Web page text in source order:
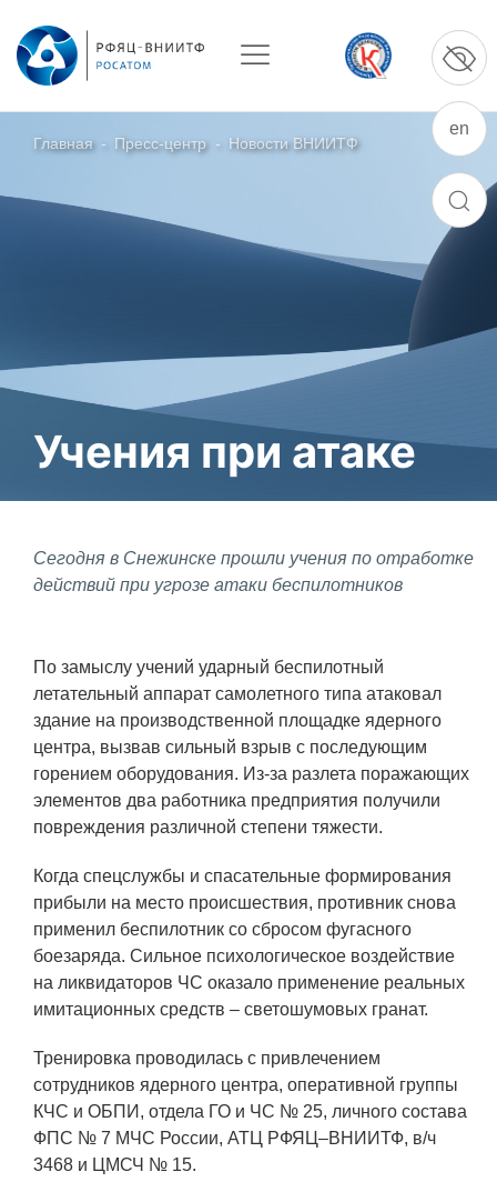
О ПРЕДПРИЯТИИ
О РФЯЦ – ВНИИТФ
История филиала ВНИИТФ – ВЭИ
НАУКА
Фундаментальные и прикладные
исследования
Экспериментальная база
Космическая защита Земли
Забабахинские научные чтения
Семинар «Радиационная физика
металлов и сплавов»
Премии молодым ученым
Интеллектуальная собственность
Семинар «Моделирование технологий
ЯТЦ»
Зимняя школа по физике высоких
плотностей энергий
Молодежная научно-техническая
конференция «Исследования.
ПОИСК
Главная - Пресс-центр - Новости ВНИИТФ
Учения при атаке
Сегодня в Снежинске прошли учения по отработке
действий при угрозе атаки беспилотников
По замыслу учений ударный беспилотный
летательный аппарат самолетного типа атаковал
здание на производственной площадке ядерного
центра, вызвав сильный взрыв с последующим
горением оборудования. Из-за разлета поражающих
элементов два работника предприятия получили
повреждения различной степени тяжести.
Когда спецслужбы и спасательные формирования
прибыли на место происшествия, противник снова
применил беспилотник со сбросом фугасного
боезаряда. Сильное психологическое воздействие
на ликвидаторов ЧС оказало применение реальных
имитационных средств – светошумовых гранат.
Тренировка проводилась с привлечением
сотрудников ядерного центра, оперативной группы
КЧС и ОБПИ, отдела ГО и ЧС № 25, личного состава
ФПС № 7 МЧС России, АТЦ РФЯЦ–ВНИИТФ, в/ч
3468 и ЦМСЧ № 15.
en